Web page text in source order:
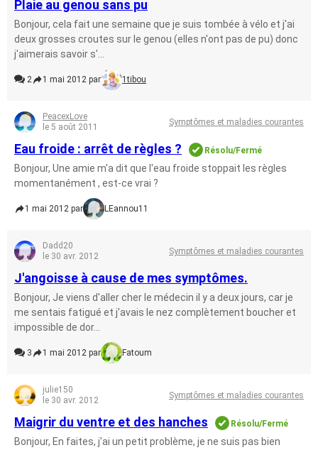
Plaie au genou sans pu
Bonjour, cela fait une semaine que je suis tombée à vélo et j'ai
deux grosses croutes sur le genou (elles n'ont pas de pu) donc
j'aimerais savoir s'...
2 1 mai 2012 par 1tibou
PeacexLove
le 5 août 2011
Symptômes et maladies courantes
Eau froide : arrêt de règles ? Résolu/Fermé
Bonjour, Une amie m'a dit que l'eau froide stoppait les règles
momentanément , est-ce vrai ?
1 mai 2012 par LEannou11
Dadd20
le 30 avr. 2012
Symptômes et maladies courantes
J'angoisse à cause de mes symptômes.
Bonjour, Je viens d'aller cher le médecin il y a deux jours, car je
me sentais fatigué et j'avais le nez complètement boucher et
impossible de dor...
3 1 mai 2012 par Fatoum
julie150
le 30 avr. 2012
Symptômes et maladies courantes
Maigrir du ventre et des hanches Résolu/Fermé
Bonjour, En faites, j'ai un petit problème, je ne suis pas bien